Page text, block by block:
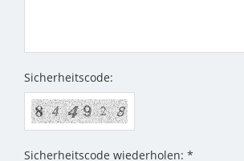
Sicherheitscode:
Sicherheitscode wiederholen: *